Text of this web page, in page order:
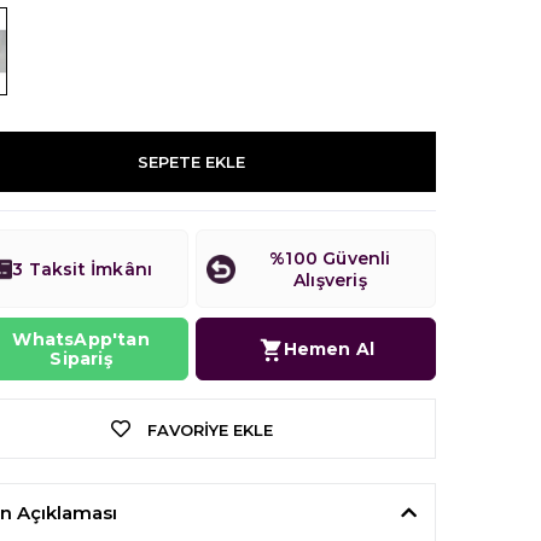
SEPETE EKLE
3 Taksit İmkânı
%100 Güvenli
Alışveriş
WhatsApp'tan
Sipariş
Hemen Al
FAVORIYE EKLE
Açıklaması